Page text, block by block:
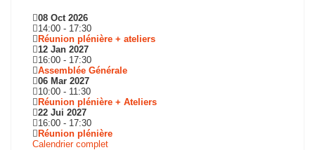
08 Oct 2026
14:00 - 17:30
Réunion plénière + ateliers
12 Jan 2027
16:00 - 17:30
Assemblée Générale
06 Mar 2027
10:00 - 11:30
Réunion plénière + Ateliers
22 Jui 2027
16:00 - 17:30
Réunion plénière
Calendrier complet